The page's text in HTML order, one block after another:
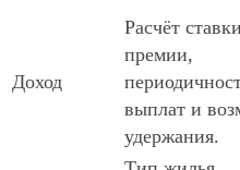
Доход
Расчёт
премии,
выплат и
удержания.